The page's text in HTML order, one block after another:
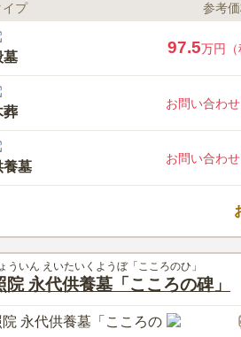
ラ
口
み
イプ 参考
墓
97.5万円（
葬
お問い合わ
養墓
お問い合わ
ういん えいたいくようぼ「こころのひ」
永代供養墓「こころの碑」